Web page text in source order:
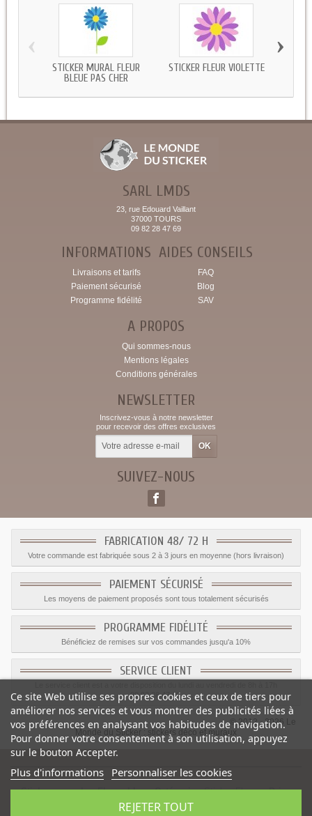
STICKER MURAL FLEUR
BLEUE PAS CHER
STICKER FLEUR VIOLETTE
‹ ›
SARL LMDS
23, rue Edouard Vaillant
37000 TOURS
09 82 28 47 69
INFORMATIONS
Livraisons et tarifs
Paiement sécurisé
Programme fidélité
AIDES CONSEILS
FAQ
Blog
SAV
A PROPOS
Qui sommes-nous
Mentions légales
Conditions générales
NEWSLETTER
Inscrivez-vous à notre newsletter
pour recevoir des offres exclusives
SUIVEZ-NOUS
FABRICATION 48/ 72 H
Votre commande est fabriquée sous 2 à 3 jours en moyenne (hors livraison)
PAIEMENT SÉCURISÉ
Les moyens de paiement proposés sont tous totalement sécurisés
PROGRAMME FIDÉLITÉ
Bénéficiez de remises sur vos commandes jusqu'a 10%
SERVICE CLIENT
09.82.28.47.69.
© 2012 - 2026 Le
Monde du Sticker :
stickers déco et muraux
Sticker nenuphar Fleurs bleu-Catégorie:Sticker Fleurs-Prix:
2.64€
Ce site Web utilise ses propres cookies et ceux de tiers pour
améliorer nos services et vous montrer des publicités liées à
vos préférences en analysant vos habitudes de navigation.
Pour donner votre consentement à son utilisation, appuyez
sur le bouton Accepter.
Plus d'informations Personnaliser les cookies
REJETER TOUT